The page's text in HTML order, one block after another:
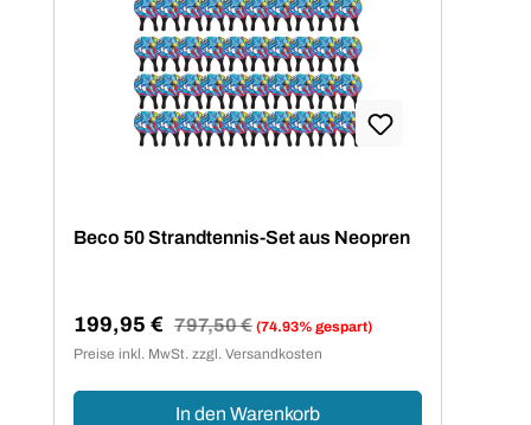
Beco 50 Strandtennis-Set aus Neopren
Verkaufspreis:
199,95 € Regulärer Preis:
797,50 € (74.93% gespart)
Preise inkl. MwSt. zzgl. Versandkosten
In den Warenkorb